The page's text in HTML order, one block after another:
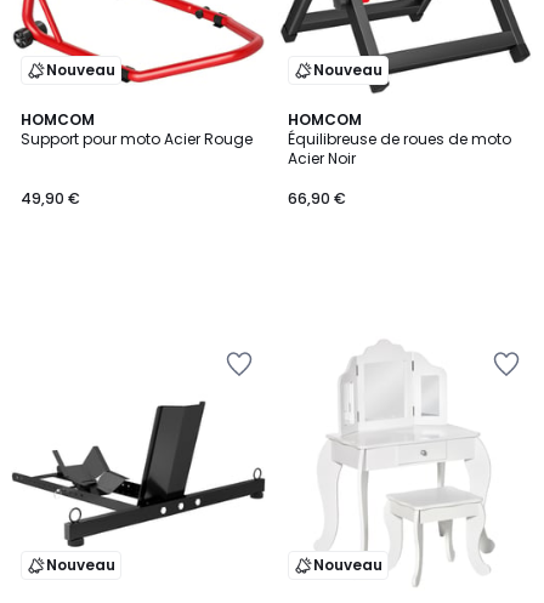
Nouveau
HOMCOM
Support pour moto Acier Rouge
49,90 €
Nouveau
HOMCOM
Équilibreuse de roues de moto
Acier Noir
66,90 €
Nouveau Nouveau